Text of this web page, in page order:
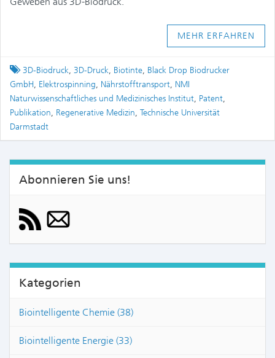
MEHR ERFAHREN
Tagged
3D-Biodruck, 3D-Druck, Biotinte, Black Drop Biodrucker
GmbH, Elektrospinning, Nährstofftransport, NMI
Naturwissenschaftliches und Medizinisches Institut, Patent,
Publikation, Regenerative Medizin, Technische Universität
Darmstadt
Abonnieren Sie uns!
Kategorien
Biointelligente Chemie (38)
Biointelligente Energie (33)